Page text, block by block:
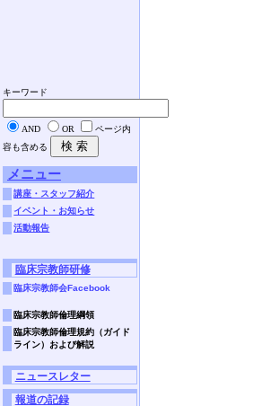
キーワード
AND OR
ページ内
容も含める
メニュー
講座・スタッフ紹介
イベント・お知らせ
活動報告
臨床宗教師研修
臨床宗教師会Facebook
臨床宗教師倫理綱領
臨床宗教師倫理規約（ガイド
ライン）および解説
ニュースレター
報道の記録